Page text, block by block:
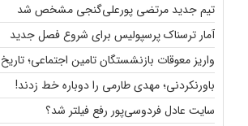
تیم جدید مرتضی پورعلی‌گنجی مشخص شد
آمار ترسناک پرسپولیس برای شروع فصل جدید
واریز معوقات بازنشستگان تامین اجتماعی؛
باورنکردنی؛ مهدی طارمی را دوباره خط زدند!
سایت عادل فردوسی‌پور رفع فیلتر شد؟